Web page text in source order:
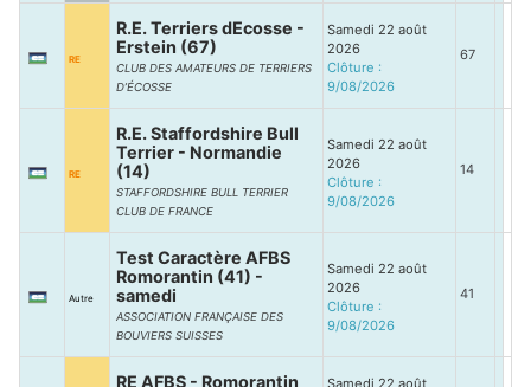
RE
R.E. Terriers dEcosse -
Erstein (67)
CLUB DES AMATEURS DE TERRIERS
D’ÉCOSSE
Samedi 22 août
2026
Clôture :
9/08/2026
67
RE
R.E. Staffordshire Bull
Terrier - Normandie
(14)
STAFFORDSHIRE BULL TERRIER
CLUB DE FRANCE
Samedi 22 août
2026
Clôture :
9/08/2026
14
Autre
Test Caractère AFBS
Romorantin (41) -
samedi
ASSOCIATION FRANÇAISE DES
BOUVIERS SUISSES
Samedi 22 août
2026
Clôture :
9/08/2026
41
RE AFBS - Romorantin Samedi 22 août